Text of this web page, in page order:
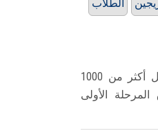
الطلاب
معامل التنسيق الإلكتروني تستقبل أكثر من 1000
الأولى